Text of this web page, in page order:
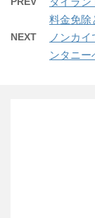
料金免除
NEXT
ノンカ
ンタニー